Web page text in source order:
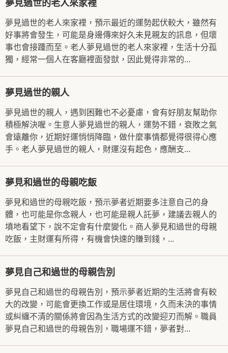
夢見過世的老人來家裡
夢見過世的老人來家裡，預示最近的運勢起伏較大，雖然有
好事將會發生，可能是身邊傳來好久未見親友的訊息，但壞
事也會接踵而至。老人夢見過世的老人來家裡，生活十分孤
獨，經常一個人在客廳裡面發獃，因此覺得非常的...
夢見過世的親人
夢見過世的親人，遇到困難也不必憂慮，會有好朋友幫助你
積極解決喔。生意人夢見過世的親人，運勢不錯，衰敗之氣
會遠離你，近期好運悄悄降臨，做什麼事情都覺得很得心應
手。老人夢見過世的親人，財運沒有起色，應酬支...
夢見和過世的母親吃飯
夢見和過世的母親吃飯，預示夢者近期要多注意自己的身
體，也可能是你念親人，也可能是親人託夢，建議去親人的
墳地看望下，說不定會有什麼變化。商人夢見和過世的母親
吃飯，主財運有所得，有機會快速的賺到錢，...
夢見自己和過世的母親告別
夢見自己和過世的母親告別，預示夢者近期的生活將會有較
大的改變，可能會更換工作或是居住環境，久而未決的事情
或糾纏不清的關係將會因為生活方式的改變迎刃而解。職員
夢見自己和過世的母親告別，職場運不錯，夢者對...